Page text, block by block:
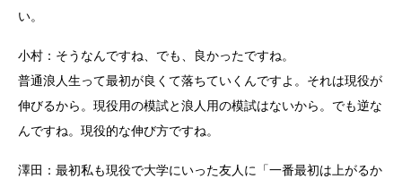
い。
小村：そうなんですね、でも、良かったですね。
普通浪人生って最初が良くて落ちていくんですよ。それは現役が
伸びるから。現役用の模試と浪人用の模試はないから。でも逆な
んですね。現役的な伸び方ですね。
澤田：最初私も現役で大学にいった友人に「一番最初は上がるか